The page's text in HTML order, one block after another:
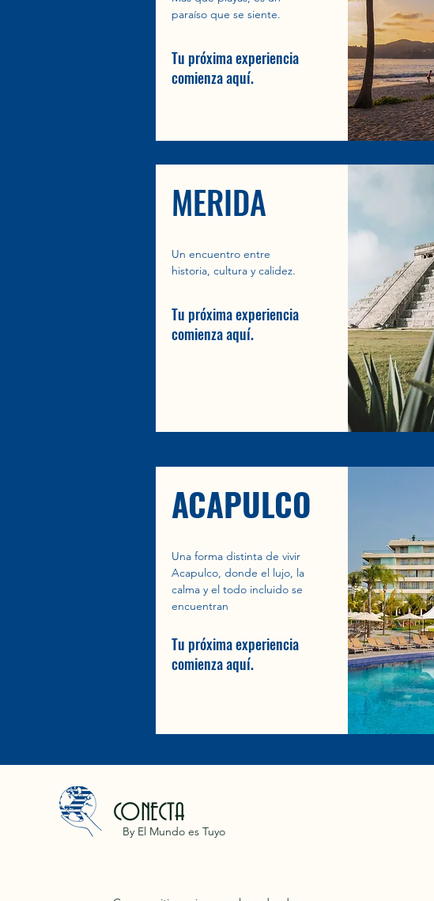
paraíso que se siente.
Tu próxima experiencia
comienza aquí.
MERIDA
Un encuentro entre
historia, cultura y calidez.
Tu próxima experiencia
comienza aquí.
ACAPULCO
Una forma distinta de vivir
Acapulco, donde el lujo, la
calma y el todo incluido se
encuentran
Tu próxima experiencia
comienza aquí.
CONECTA
By El Mundo es Tuyo